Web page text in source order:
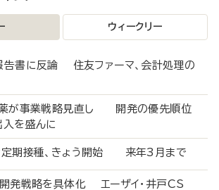
ウィークリー
告書に反論 住友ファーマ、会計処理の
薬が事業戦略見直し 開発の優先順位
入を盛んに
定期接種、きょう開始 来年3月まで
発戦略を具体化 エーザイ・井戸CS